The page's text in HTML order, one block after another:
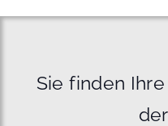
Sie finden